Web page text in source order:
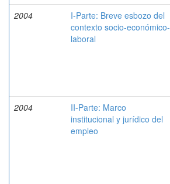
2004
I-Parte: Breve esbozo del
contexto socio-económico-
laboral
2004
II-Parte: Marco
institucional y jurídico del
empleo